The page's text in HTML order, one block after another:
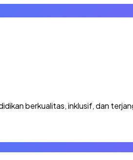
berkualitas, inklusif, dan